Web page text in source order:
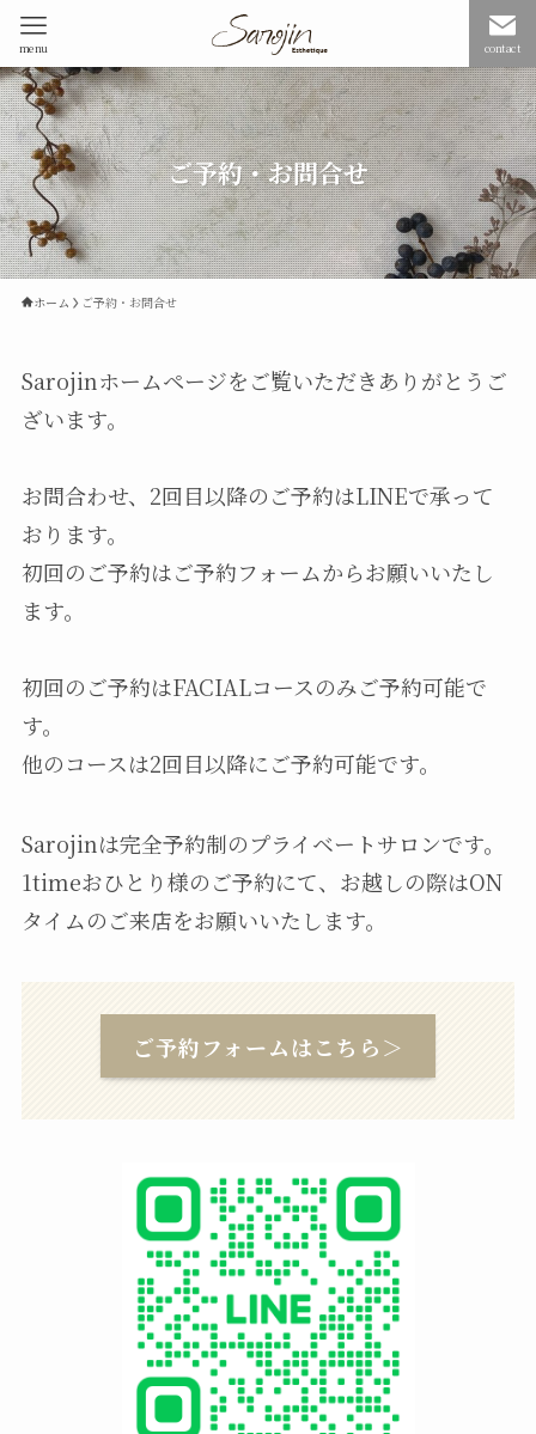
contact
menu
ご予約・お問合せ
ホーム ご予約・お問合せ
Sarojinホームページをご覧いただきありがとうご
ざいます。
お問合わせ、2回目以降のご予約はLINEで承って
おります。
初回のご予約はご予約フォームからお願いいたし
ます。
初回のご予約はFACIALコースのみご予約可能で
す。
他のコースは2回目以降にご予約可能です。
Sarojinは完全予約制のプライベートサロンです。
1timeおひとり様のご予約にて、お越しの際はON
タイムのご来店をお願いいたします。
ご予約フォームはこちら＞